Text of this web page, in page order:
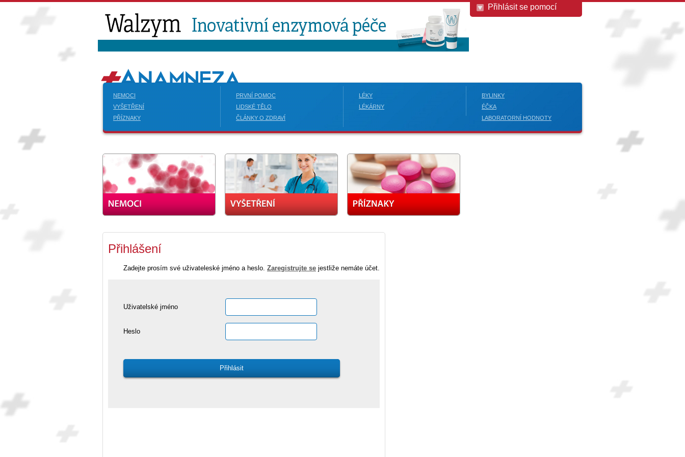
Přihlásit se pomocí
NEMOCI
VYŠETŘENÍ
PŘÍZNAKY
PRVNÍ POMOC
LIDSKÉ TĚLO
ČLÁNKY O ZDRAVÍ
LÉKY
LÉKÁRNY
BYLINKY
ÉČKA
LABORATORNÍ HODNOTY
Přihlášení
Zadejte prosím své uživateleské jméno a heslo. Zaregistrujte se jestliže nemáte účet.
Uživatelské jméno
Heslo